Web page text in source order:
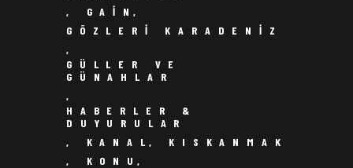
, GAIN,
GÖZLERI KARADENIZ
,
GÜLLER VE
GÜNAHLAR
,
HABERLER &
DUYURULAR
, KANAL, KISKANMAK
, KONU,